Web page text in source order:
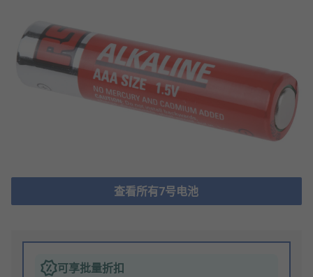
查看所有7号电池
可享批量折扣